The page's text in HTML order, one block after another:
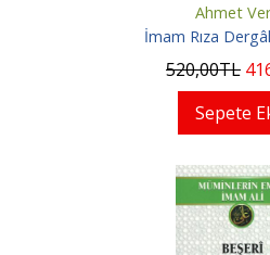
Ahmet
İmam Rıza
520,00TL
Sepete